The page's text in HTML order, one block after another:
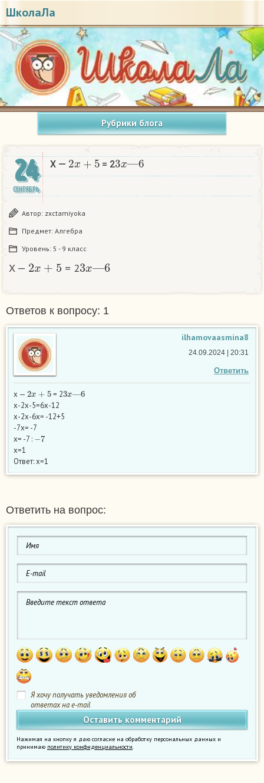
ШколаЛа
Рубрики блога
24
СЕНТЯБРЬ
X —
2x+5
= 2
3x—6
Автор: zxctamiyoka
Предмет: Алгебра
Уровень: 5 - 9 класс
X —
2
= 2
3 6
Ответов к вопросу: 1
ilhamovaasmina8
Ответить
24.09.2024 | 20:31
х —
2
= 2
3 6
х-2х-5=6х-12
х-2х-6х= -12+5
-7х= -7
х= -7 :
− 7
х=1
Ответ: х=1
Ответить на вопрос:
Я хочу получать уведомления об
ответах на e-mail
Нажимая на кнопку я даю согласие на обработку персональных данных и
принимаю политику конфиденциальности.